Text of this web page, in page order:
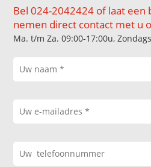
Bel 024-2042424 of laat een
nemen direct contact met u
Ma. t/m Za. 09:00-17:00u,